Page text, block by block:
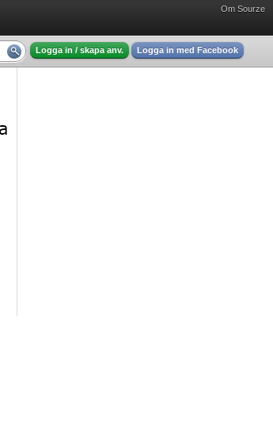
Om Sourze
Logga in / skapa anv. Logga in med Facebook